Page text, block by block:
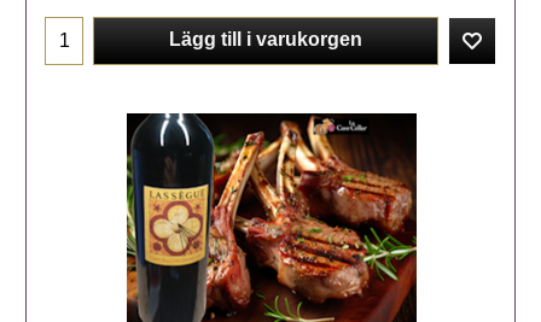
Lägg till i varukorgen